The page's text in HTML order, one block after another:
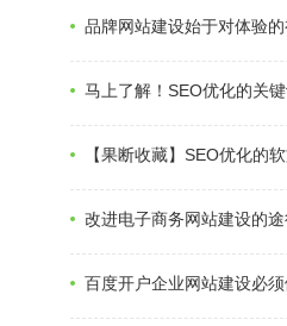
品牌网站建设始于对体验
马上了解！SEO优化的关
【果断收藏】SEO优化的
改进电子商务网站建设的途
百度开户企业网站建设必